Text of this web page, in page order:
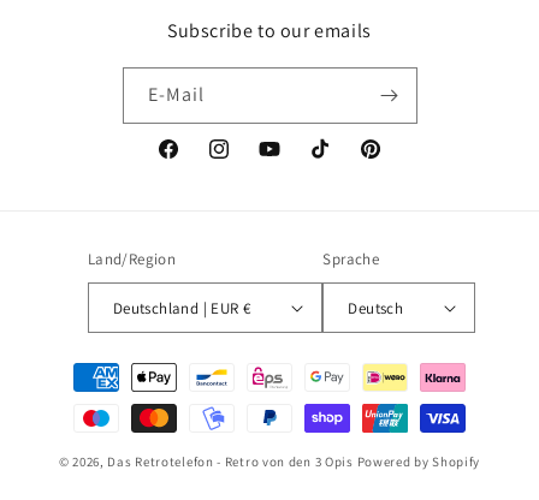
Subscribe to our emails
E-Mail
FacebookInstagramYouTubeTikTok Pinterest
Land/Region
Deutschland | EUR €
Sprache
Deutsch
Zahlungsmethoden
© 2026, Das Retrotelefon - Retro von den 3 Opis Powered by Shopify